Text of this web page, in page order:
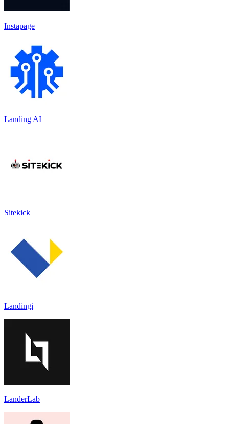
Instapage
Landing AI
Sitekick
Landingi
LanderLab